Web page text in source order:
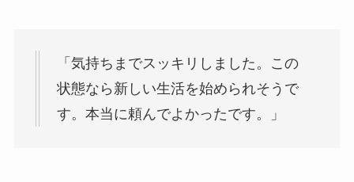
「気持ちまでスッキリしました。この
状態なら新しい生活を始められそうで
す。本当に頼んでよかったです。」